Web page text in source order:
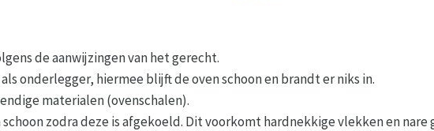
de aanwijzingen van het gerecht.
onderlegger, hiermee blijft de oven schoon en brandt er niks in.
materialen (ovenschalen).
zodra deze is afgekoeld. Dit voorkomt hardnekkige vlekken en nare